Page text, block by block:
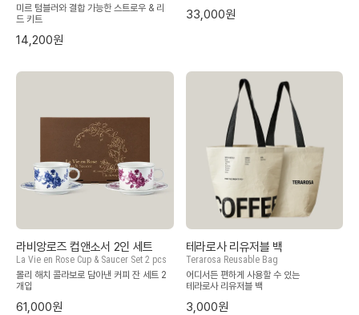
미르 텀블러와 결합 가능한 스트로우 & 리
드 키트
14,200원
33,000원
라비앙로즈 컵앤소서 2인 세트
La Vie en Rose Cup & Saucer Set 2 pcs
몰리 해치 콜라보로 담아낸 커피 잔 세트 2
개입
61,000원
테라로사 리유저블 백
Terarosa Reusable Bag
어디서든 편하게 사용할 수 있는
테라로사 리유저블 백
3,000원